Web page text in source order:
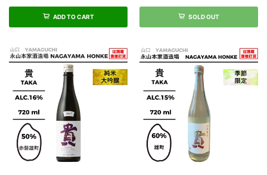
ADD TO CART SOLD OUT